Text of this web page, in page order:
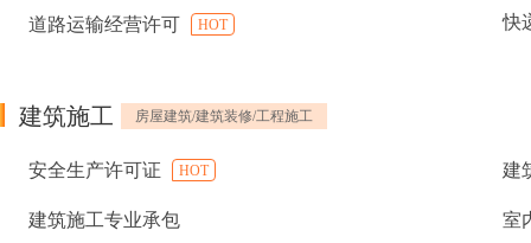
道路运输经营许可 HOT 快
建筑施工 房屋建筑/建筑装修/工程施工
安全生产许可证 HOT 建
建筑施工专业承包 室